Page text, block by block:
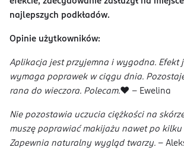
najlepszych podkładów.
Opinie użytkowników:
Aplikacja jest przyjemna i wygodna. Efekt
wymaga poprawek w ciągu dnia.
rana do wieczora. Polecam.❤️ - Ewelina
Nie pozostawia uczucia ciężkości na
muszę poprawiać makijażu nawet po kilku
Zapewnia naturalny wygląd twarzy. -